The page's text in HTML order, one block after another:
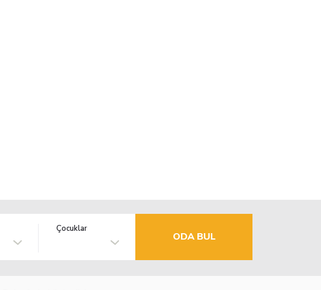
Çocuklar
ODA BUL